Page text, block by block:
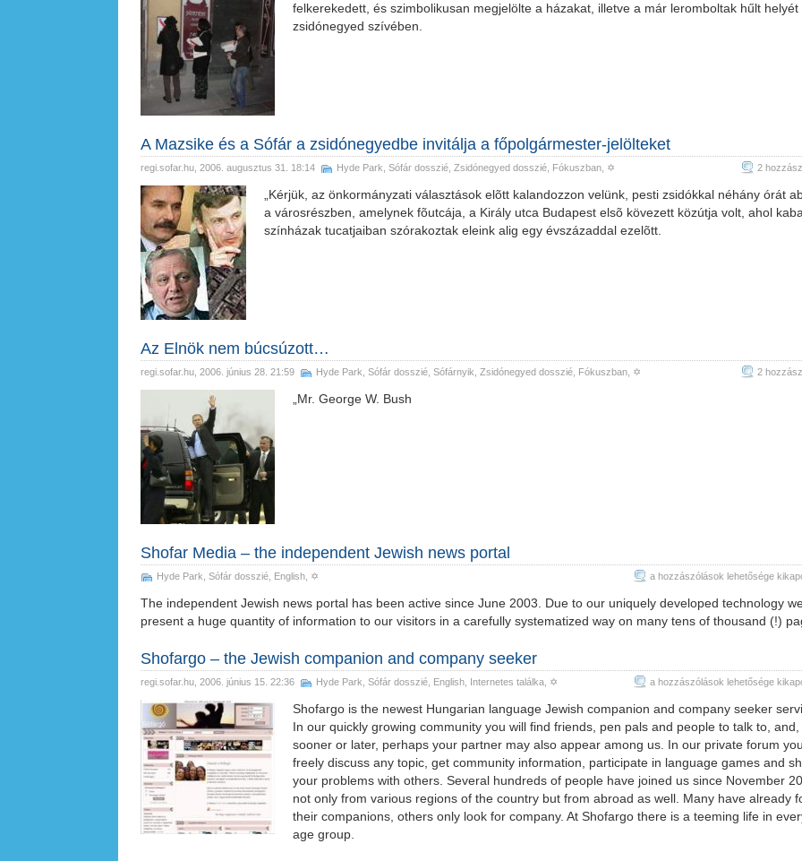
felkerekedett, és szimbolikusan megjelölte a házakat, illetve a már leromboltak hűlt helyét
zsidónegyed szívében.
A Mazsike és a Sófár a zsidónegyedbe invitálja a főpolgármester-jelölteket
regi.sofar.hu , 2006. augusztus 31. 18:14 Hyde Park Sófár dosszié Zsidónegyed dosszié Fókuszban , ✡ 2
„Kérjük, az önkormányzati választások elõtt kalandozzon velünk, pesti zsidókkal néhány órát
a városrészben, amelynek fõutcája, a Király utca Budapest elsõ kövezett közútja volt, ahol
színházak tucatjaiban szórakoztak eleink alig egy évszázaddal ezelõtt.
Az Elnök nem búcsúzott…
regi.sofar.hu , 2006. június 28. 21:59 Hyde Park Sófár dosszié Sófárnyik Zsidónegyed dosszié Fókuszban , ✡ 2
„Mr. George W. Bush
Shofar Media – the independent Jewish news portal
Hyde Park Sófár dosszié English , ✡
Shofar
–
the
news
bejegyzéshez
a hozzászólások lehetősége
The independent Jewish news portal has been active since June 2003. Due to our uniquely developed technology
present a huge quantity of information to our visitors in a carefully systematized way on many tens of thousand (!)
Shofargo – the Jewish companion and company seeker
regi.sofar.hu , 2006. június 15. 22:36 Hyde Park Sófár dosszié English Internetes találka , ✡
Shofargo
the
Jewish
companion
and
company
seeker
bejegyzéshez
a hozzászólások lehetősége
Shofargo is the newest Hungarian language Jewish companion and company seeker
In our quickly growing community you will find friends, pen pals and people to talk to, and,
sooner or later, perhaps your partner may also appear among us. In our private forum
freely discuss any topic, get community information, participate in language games and
your problems with others. Several hundreds of people have joined us since November
not only from various regions of the country but from abroad as well. Many have already
their companions, others only look for company. At Shofargo there is a teeming life in
age group.